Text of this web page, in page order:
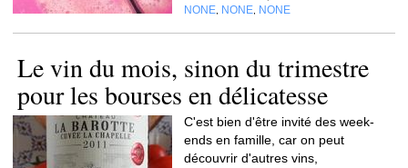
NONE NONE NONE
Le vin du mois, sinon du trimestre
pour les bourses en délicatesse
C'est bien d'être invité des week-
ends en famille, car on peut
découvrir d'autres vins,